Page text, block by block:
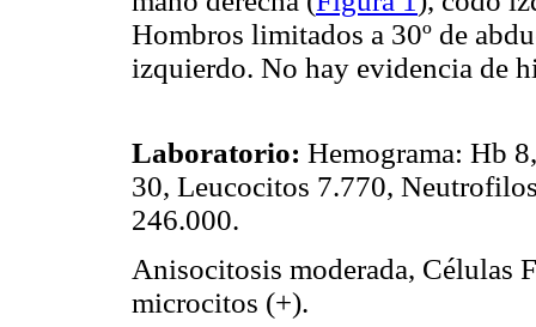
Hombros limitados a 30º de
izquierdo. No hay evidencia de
Laboratorio: Hemograma: Hb
30, Leucocitos 7.770,
246.000.
Anisocitosis moderada, Células
microcitos (+).